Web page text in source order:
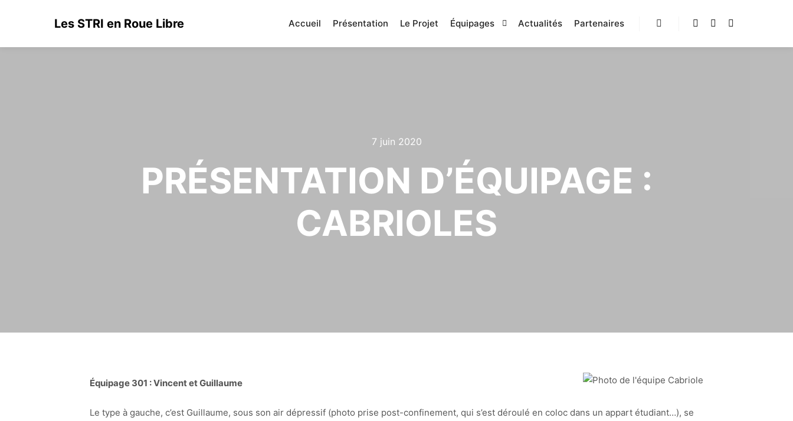
Les STRI en Roue Libre Accueil Présentation Le Projet Équipages Actualités Partenaires
7 juin 2020
PRÉSENTATION D’ÉQUIPAGE :
CABRIOLES
Équipage 301 : Vincent et Guillaume
Le type à gauche, c’est Guillaume, sous son air dépressif (photo prise post-confinement, qui s’est déroulé en coloc dans un appart étudiant…), se